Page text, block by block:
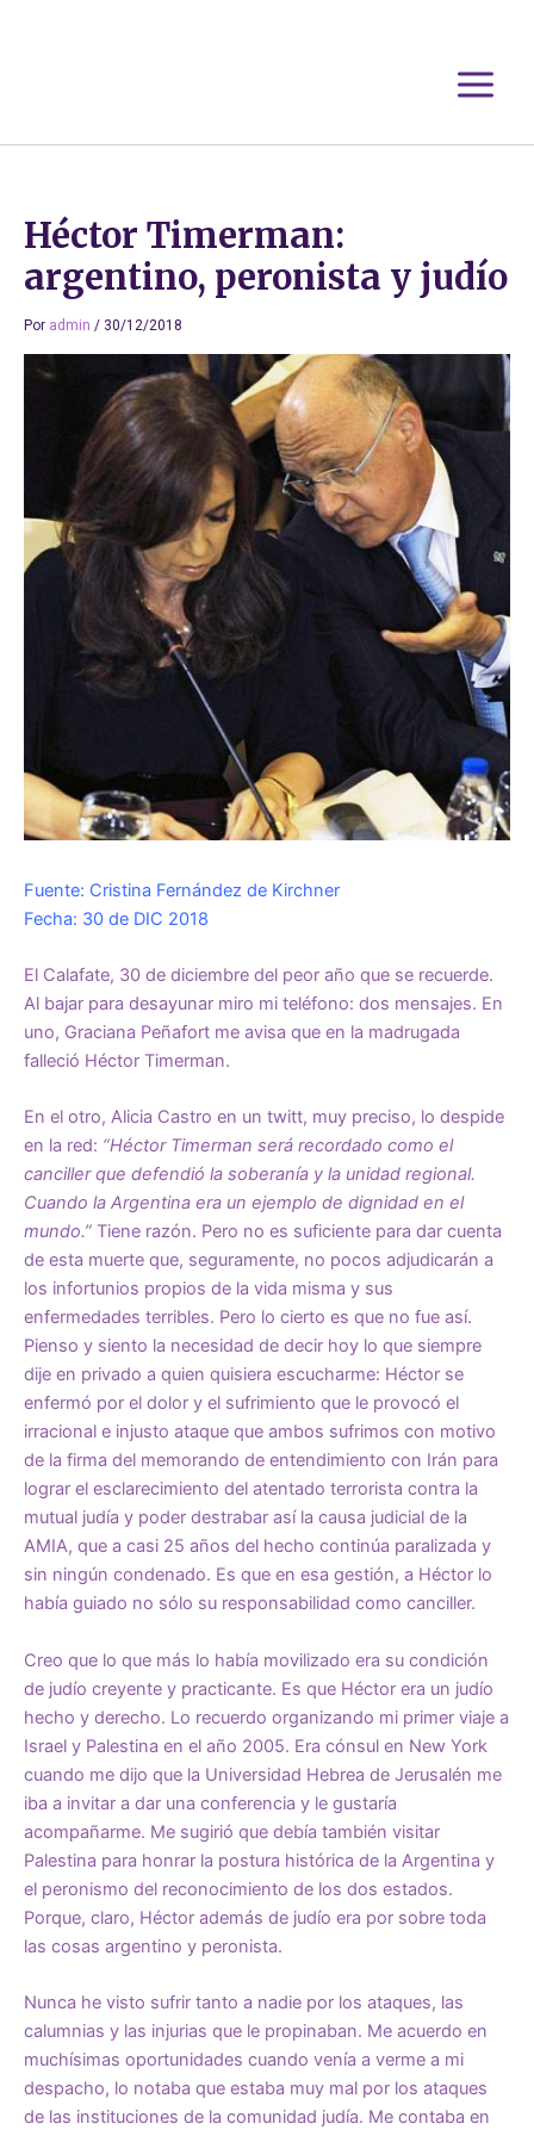
Héctor Timerman:
argentino, peronista y judío
Por admin / 30/12/2018
Fuente: Cristina Fernández de Kirchner
Fecha: 30 de DIC 2018
El Calafate, 30 de diciembre del peor año que se recuerde.
Al bajar para desayunar miro mi teléfono: dos mensajes. En
uno, Graciana Peñafort me avisa que en la madrugada
falleció Héctor Timerman.
En el otro, Alicia Castro en un twitt, muy preciso, lo despide
en la red: “Héctor Timerman será recordado como el
canciller que defendió la soberanía y la unidad regional.
Cuando la Argentina era un ejemplo de dignidad en el
mundo.” Tiene razón. Pero no es suficiente para dar cuenta
de esta muerte que, seguramente, no pocos adjudicarán a
los infortunios propios de la vida misma y sus
enfermedades terribles. Pero lo cierto es que no fue así.
Pienso y siento la necesidad de decir hoy lo que siempre
dije en privado a quien quisiera escucharme: Héctor se
enfermó por el dolor y el sufrimiento que le provocó el
irracional e injusto ataque que ambos sufrimos con motivo
de la firma del memorando de entendimiento con Irán para
lograr el esclarecimiento del atentado terrorista contra la
mutual judía y poder destrabar así la causa judicial de la
AMIA, que a casi 25 años del hecho continúa paralizada y
sin ningún condenado. Es que en esa gestión, a Héctor lo
había guiado no sólo su responsabilidad como canciller.
Creo que lo que más lo había movilizado era su condición
de judío creyente y practicante. Es que Héctor era un judío
hecho y derecho. Lo recuerdo organizando mi primer viaje a
Israel y Palestina en el año 2005. Era cónsul en New York
cuando me dijo que la Universidad Hebrea de Jerusalén me
iba a invitar a dar una conferencia y le gustaría
acompañarme. Me sugirió que debía también visitar
Palestina para honrar la postura histórica de la Argentina y
el peronismo del reconocimiento de los dos estados.
Porque, claro, Héctor además de judío era por sobre toda
las cosas argentino y peronista.
Nunca he visto sufrir tanto a nadie por los ataques, las
calumnias y las injurias que le propinaban. Me acuerdo en
muchísimas oportunidades cuando venía a verme a mi
despacho, lo notaba que estaba muy mal por los ataques
de las instituciones de la comunidad judía. Me contaba en